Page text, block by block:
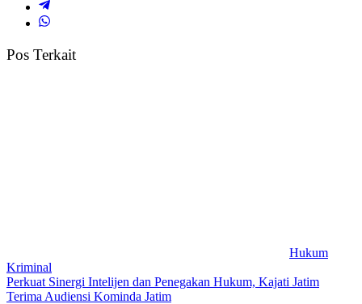
Pos Terkait
Hukum
Kriminal
Perkuat Sinergi Intelijen dan Penegakan Hukum, Kajati Jatim
Terima Audiensi Kominda Jatim